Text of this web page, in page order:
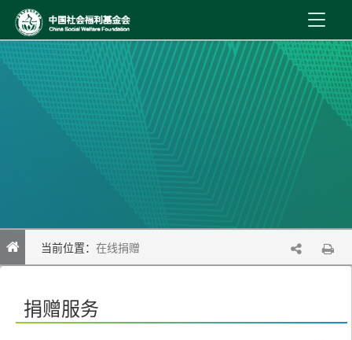
首 页
新闻资讯
机构介绍
当前位置： 在线捐赠
捐赠服务